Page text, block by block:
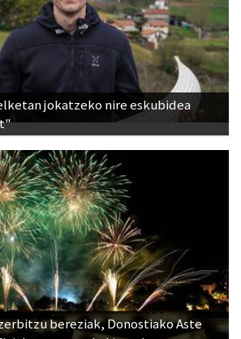
jokatzeko nire eskubidea
bereziak, Donostiako Aste